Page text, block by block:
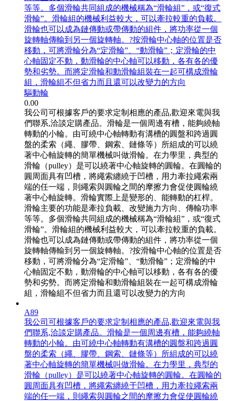
等等。多個滑輪共同組成的機械稱為“滑輪組”，或“復式
滑輪”。滑輪組的機械利益較大，可以牽拉較重的負載。
滑輪也可以成為鏈傳動或帶傳動的組件，將功率從一個
旋轉軸傳輸到另一個旋轉軸。?按滑輪中心軸的位置是否
移動，可將滑輪分為“定滑輪”、“動滑輪”；定滑輪的中
心軸固定不動，動滑輪的中心軸可以移動，各有各的優
勢和劣勢。而將定滑輪和動滑輪組裝在一起可構成滑輪
組，滑輪組不但省力而且還可以改變力的方向
驅動輪
0.00
我公司可根據客戶的要求定制相應的產品,歡迎來電與我
們聯系,洽談定購產品。滑輪是一個周邊有槽，能夠繞軸
轉動的小輪。由可繞中心軸轉動有溝槽的圓盤和跨過圓
盤的柔索（繩、膠帶、鋼索、鏈條等）所組成的可以繞
著中心軸旋轉的簡單機械叫做滑輪。在力學里，典型的
滑輪（pulley）是可以繞著中心軸旋轉的圓輪。在圓輪的
圓周面具有凹槽，將繩索纏繞于凹槽，用力牽拉繩索兩
端的任一端，則繩索與圓輪之間的摩擦力會促使圓輪繞
著中心軸旋轉。滑輪實際上是變形的、能轉動的杠桿。
滑輪主要的功能是牽拉負載、改變施力方向、傳輸功率
等等。多個滑輪共同組成的機械稱為“滑輪組”，或“復式
滑輪”。滑輪組的機械利益較大，可以牽拉較重的負載。
滑輪也可以成為鏈傳動或帶傳動的組件，將功率從一個
旋轉軸傳輸到另一個旋轉軸。?按滑輪中心軸的位置是否
移動，可將滑輪分為“定滑輪”、“動滑輪”；定滑輪的中
心軸固定不動，動滑輪的中心軸可以移動，各有各的優
勢和劣勢。而將定滑輪和動滑輪組裝在一起可構成滑輪
組，滑輪組不但省力而且還可以改變力的方向
A89
我公司可根據客戶的要求定制相應的產品,歡迎來電與我
們聯系,洽談定購產品。滑輪是一個周邊有槽，能夠繞軸
轉動的小輪。由可繞中心軸轉動有溝槽的圓盤和跨過圓
盤的柔索（繩、膠帶、鋼索、鏈條等）所組成的可以繞
著中心軸旋轉的簡單機械叫做滑輪。在力學里，典型的
滑輪（pulley）是可以繞著中心軸旋轉的圓輪。在圓輪的
圓周面具有凹槽，將繩索纏繞于凹槽，用力牽拉繩索兩
端的任一端，則繩索與圓輪之間的摩擦力會促使圓輪繞